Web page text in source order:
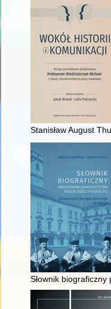
Stanisław August
Słownik